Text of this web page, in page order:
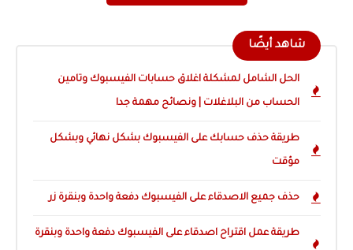
شاهد أيضًا
الحل الشامل لمشكلة اغلاق حسابات الفيسبوك وتامين
الحساب من البلاغلات | ونصائح مهمة جدا
طريقة حذف حسابك على الفيسبوك بشكل نهائي وبشكل
مؤقت
حذف جميع الاصدقاء على الفيسبوك دفعة واحدة وبنقرة زر
طريقة عمل اقتراح اصدقاء على الفيسبوك دفعة واحدة وبنقرة